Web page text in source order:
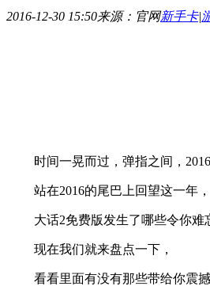
2016-12-30 15:50来源：官网新手卡|
时间一晃而过，弹指之间，2016
站在2016的尾巴上回望这一年，
大话2免费版发生了哪些令你难
现在我们就来盘点一下，
看看里面有没有那些带给你震撼